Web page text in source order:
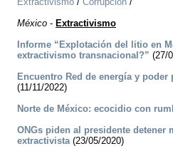
México - Extractivismo
Informe “Explotación del litio en
extractivismo transnacional?” (27/
Encuentro Red de energía y
(11/11/2022)
Norte de México: ecocidio con
ONGs piden al presidente detener
extractivista(23/05/2020)